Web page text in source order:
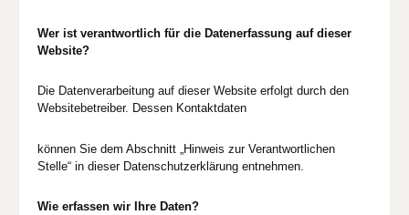
Wer ist verantwortlich für die Datenerfassung auf dieser
Website?
Die Datenverarbeitung auf dieser Website erfolgt durch den
Websitebetreiber. Dessen Kontaktdaten
können Sie dem Abschnitt „Hinweis zur Verantwortlichen
Stelle“ in dieser Datenschutzerklärung entnehmen.
Wie erfassen wir Ihre Daten?